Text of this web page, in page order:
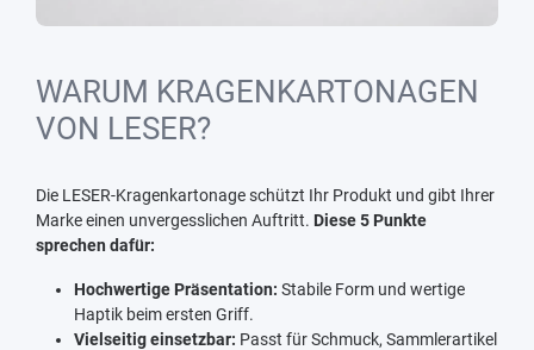
WARUM KRAGENKARTONAGEN
VON LESER?
Die LESER-Kragenkartonage schützt Ihr Produkt und gibt Ihrer
Marke einen unvergesslichen Auftritt. Diese 5 Punkte
sprechen dafür:
Hochwertige Präsentation: Stabile Form und wertige
Haptik beim ersten Griff.
Vielseitig einsetzbar: Passt für Schmuck, Sammlerartikel